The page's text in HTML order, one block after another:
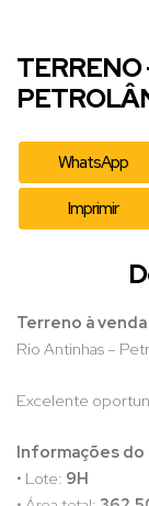
WhatsApp
Imprimir
Terreno à
Rio Antinhas –
Excelente
Informações
• Lote: 9H